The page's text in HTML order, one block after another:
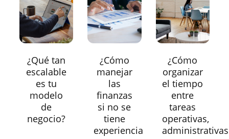
¿Qué tan
escalable
es tu
modelo
de
negocio?
¿Cómo
manejar
las
finanzas
si no se
tiene
experiencia
¿Cómo
organizar
el tiempo
entre
tareas
operativas,
administrativas